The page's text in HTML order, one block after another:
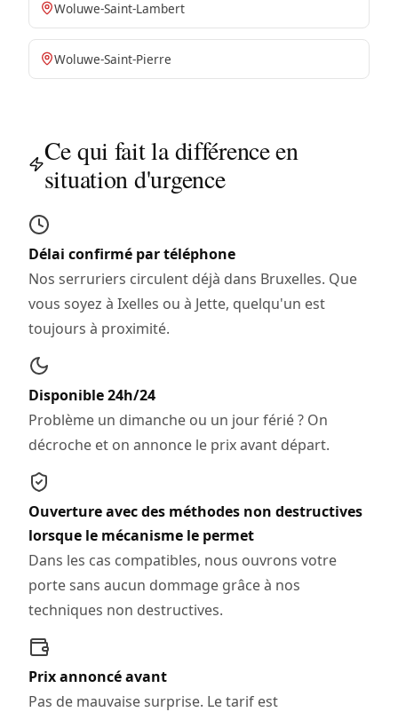
Woluwe-Saint-Lambert
Woluwe-Saint-Pierre
Ce qui fait la différence en
situation d'urgence
Délai confirmé par téléphone
Nos serruriers circulent déjà dans Bruxelles. Que
vous soyez à Ixelles ou à Jette, quelqu'un est
toujours à proximité.
Disponible 24h/24
Problème un dimanche ou un jour férié ? On
décroche et on annonce le prix avant départ.
Ouverture avec des méthodes non destructives
lorsque le mécanisme le permet
Dans les cas compatibles, nous ouvrons votre
porte sans aucun dommage grâce à nos
techniques non destructives.
Prix annoncé avant
Pas de mauvaise surprise. Le tarif est